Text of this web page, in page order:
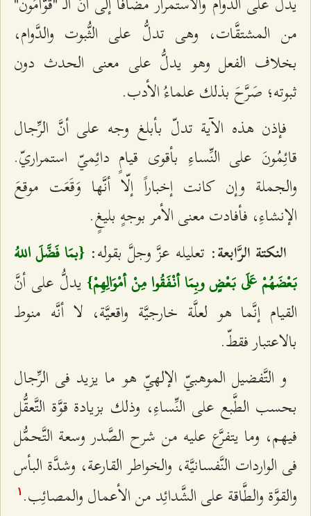
من المشتقَّات، وهى تدلُّ على الثُّبوت والدَّوام،
بخلاف الفعل وهو يدلُّ على معنى الحدث دون
ثبوته؛ صَرَّحَ بذلك علماءُ الأدب.
فإذن هذه الآية تدلّ بأبلغ وجه على أنَّ الرِّجال
قائِمُونَ على النِّساءِ بأقوى قيامٍ دائِميّ استمراريّ.
والجملة وإن كانت إخباراً إلّا أنَّها وَقَعَت موقعَ
الإنشاءِ، فأفادت معنى الأمر بوجهٍ بليغٍ.
النكتة الرَّابعة: تعليله عزَّ وجلَّ بقوله:{بمَا فَضَّلَ اللهُ
بَعْضَهُمْ عَلَى بَعْضٍ وبِمَا أنْفَقُوا مِنْ أمْوَالِهِمْ}يدلُّ على أنَّ
القيام إنَّما هو لعلَّة خارجيَّة واقعيَّة، لا أنَّه منوط
بالاعتبار فقطّ.
و التَّفضيل الموهبيّ الإلهيّ هو ما يزيد فى الرِّجال
بحسب الطَّبع على النِّساءِ، وذلك بزيادة قوَّة التَّعقُّل
فيهم، وما يتفرَّع عليه من شرح الصَّدر وسعة التَّحمُّل
فى الواردات النَّفسانيَّة، والخواطر القارعة، وشدَّة البأس
والقوَّة والطَّاقة على الشَّدائِد من الأعمال والمصائِب. ۱